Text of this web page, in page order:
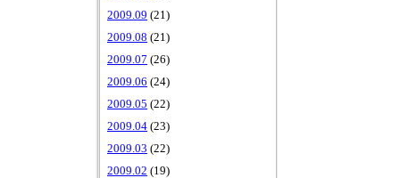
2009.09 (21)
2009.08 (21)
2009.07 (26)
2009.06 (24)
2009.05 (22)
2009.04 (23)
2009.03 (22)
2009.02 (19)